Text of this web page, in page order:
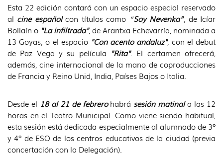
Esta 22 edición contará con un espacio especial reservado
al cine español con títulos como “Soy Nevenka”, de Icíar
Bollaín o "La infiltrada", de Arantxa Echevarría, nominada a
13 Goyas; o el espacio"Con acento andaluz", con el debut
de Paz Vega y su película "Rita". El certamen ofrecerá,
además, cine internacional de la mano de coproducciones
de Francia y Reino Unid, India, Países Bajos o Italia.
Desde el 18 al 21 de febrero habrá sesión matinala las 12
horas en el Teatro Municipal. Como viene siendo habitual,
esta sesión está dedicada especialmente al alumnado de 3º
y 4º de ESO de los centros educativos de la ciudad (previa
concertación con la Delegación).